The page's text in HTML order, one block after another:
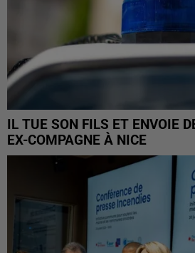
IL TUE SON FILS ET ENVOIE
EX-COMPAGNE À NICE